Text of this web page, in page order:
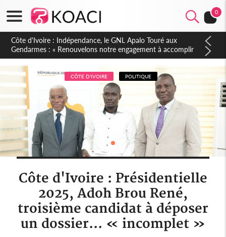
0
Sierra Leone : Un projet de réforme constitutionnelle en
gestation, points clés des amendements, un exclu d'avance
CÔTE D'IVOIRE POLITIQUE
Côte d'Ivoire : Présidentielle
2025, Adoh Brou René,
troisième candidat à déposer
un dossier... « incomplet »